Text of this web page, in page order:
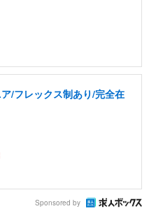
/フレックス制あり/完全在
Sponsored by